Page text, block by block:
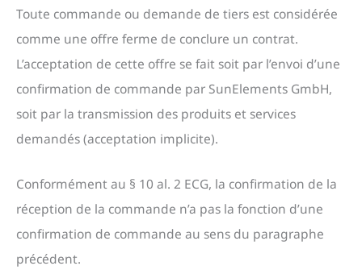
Toute commande ou demande de tiers est considérée
comme une offre ferme de conclure un contrat.
L’acceptation de cette offre se fait soit par l’envoi d’une
confirmation de commande par SunElements GmbH,
soit par la transmission des produits et services
demandés (acceptation implicite).
Conformément au § 10 al. 2 ECG, la confirmation de la
réception de la commande n’a pas la fonction d’une
confirmation de commande au sens du paragraphe
précédent.